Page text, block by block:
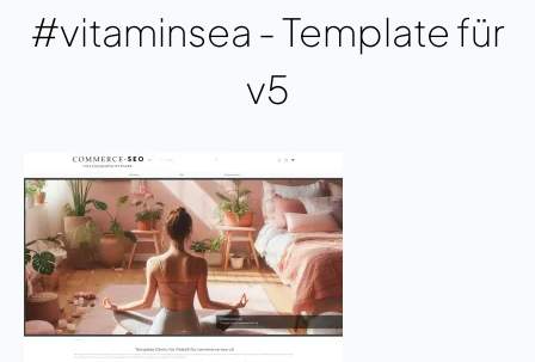
#vitaminsea - Template für
v5